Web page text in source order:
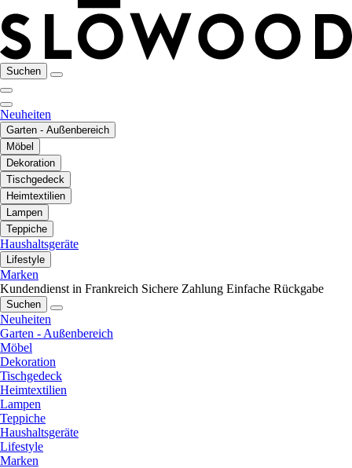
Suchen
Neuheiten
Garten - Außenbereich
Möbel
Dekoration
Tischgedeck
Heimtextilien
Lampen
Teppiche
Haushaltsgeräte
Lifestyle
Marken
Kundendienst in Frankreich Sichere Zahlung Einfache Rückgabe
Suchen
Neuheiten
Garten - Außenbereich
Möbel
Dekoration
Tischgedeck
Heimtextilien
Lampen
Teppiche
Haushaltsgeräte
Lifestyle
Marken